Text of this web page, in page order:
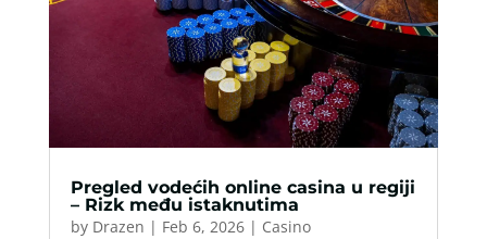
Pregled vodećih online casina u regiji
– Rizk među istaknutima
by Drazen | Feb 6, 2026| Casino